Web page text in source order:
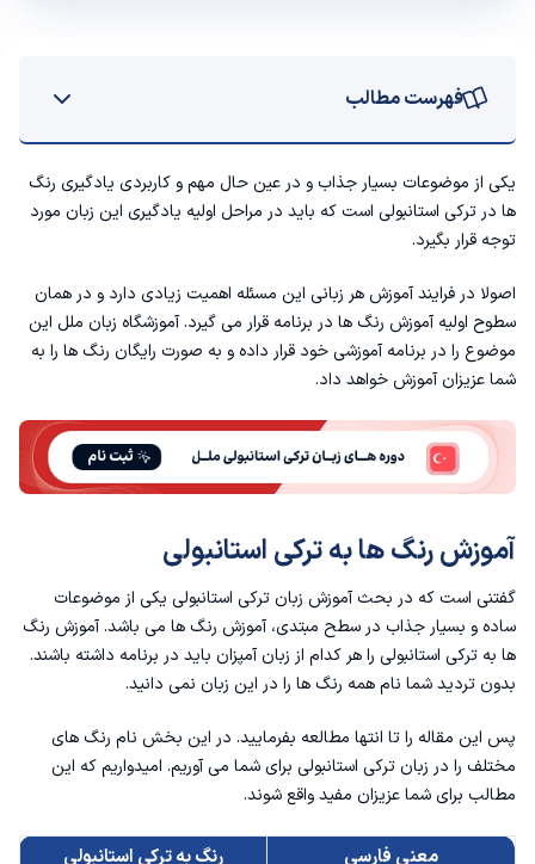
فهرست مطالب
آموزش رنگ ها به ترکی استانبولی
رنگ های روشن و تیره در زبان ترکی استانبولی
نمونه هایی از جمله های مربوط به رنگ ها در ترکی استانبولی
آموزش رنگ پوست و مو در زبان ترکی استانبولی
رنگ vizon چه رنگی است؟
تمرینات رنگ‌ها در ترکی استانبولی
سوالات متداول
یکی از موضوعات بسیار جذاب و در عین حال مهم و کاربردی یادگیری رنگ
ها در ترکی استانبولی است که باید در مراحل اولیه یادگیری این زبان مورد
توجه قرار بگیرد.
اصولا در فرایند آموزش هر زبانی این مسئله اهمیت زیادی دارد و در همان
سطوح اولیه آموزش رنگ‌ ها در برنامه قرار می گیرد.آموزشگاه زبان ملل این
موضوع را در برنامه آموزشی خود قرار داده و به صورت رایگان رنگ‌ ها را به
شما عزیزان آموزش خواهد داد.
آموزش رنگ ها به ترکی استانبولی
گفتنی است که در بحثآموزش زبان ترکی استانبولی یکی از موضوعات
ساده و بسیار جذاب در سطح مبتدی، آموزش رنگ ها می باشد. آموزش رنگ
ها به ترکی استانبولی را هر کدام از زبان آمپزان باید در برنامه داشته باشند.
بدون تردید شما نام همه رنگ‌ ها را در این زبان نمی دانید.
پس این مقاله را تا انتها مطالعه بفرمایید. در این بخش نام رنگ های
مختلف را در زبان ترکی استانبولی برای شما می آوریم. امیدواریم که این
مطالب برای شما عزیزان مفید واقع شوند.
معنی فارسی
رنگ به ترکی استانبولی